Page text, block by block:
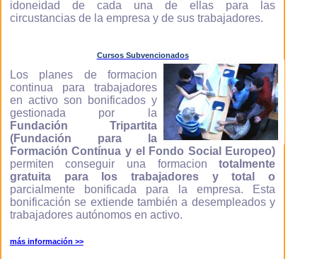
idoneidad de cada una de ellas para las
circustancias de la empresa y de sus trabajadores.
Cursos Subvencionados
Los planes de formacion
continua para trabajadores
en activo son bonificados y
gestionada por la
Fundación Tripartita
(Fundación para la
Formación Contínua y el Fondo Social Europeo)
permiten conseguir una formaciontotalmente
gratuita para los trabajadores y total o
parcialmente bonificada para la empresa. Esta
bonificación se extiende también a desempleados y
trabajadores autónomos en activo.
más información >>